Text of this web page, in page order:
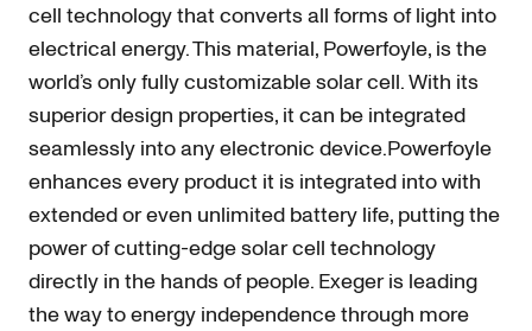
cell technology that converts all forms of light into
electrical energy. This material, Powerfoyle, is the
world’s only fully customizable solar cell. With its
superior design properties, it can be integrated
seamlessly into any electronic device.Powerfoyle
enhances every product it is integrated into with
extended or even unlimited battery life, putting the
power of cutting-edge solar cell technology
directly in the hands of people. Exeger is leading
the way to energy independence through more